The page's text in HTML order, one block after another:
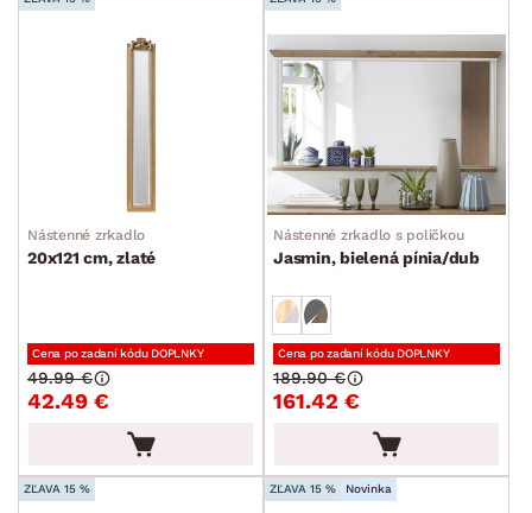
min. cm max. cm
Nástenné zrkadlo
20x121 cm, zlaté
Cena po zadaní kódu DOPLNKY
42.49 €
49.99 €
Nástenné zrkadlo s poličkou
Jasmin, bielená pínia/dub
Cena po zadaní kódu DOPLNKY
161.42 €
189.90 €
ZĽAVA 15 % ZĽAVA 15 % Novinka